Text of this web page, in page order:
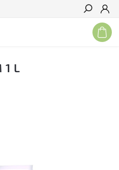
Hľadať
1 L